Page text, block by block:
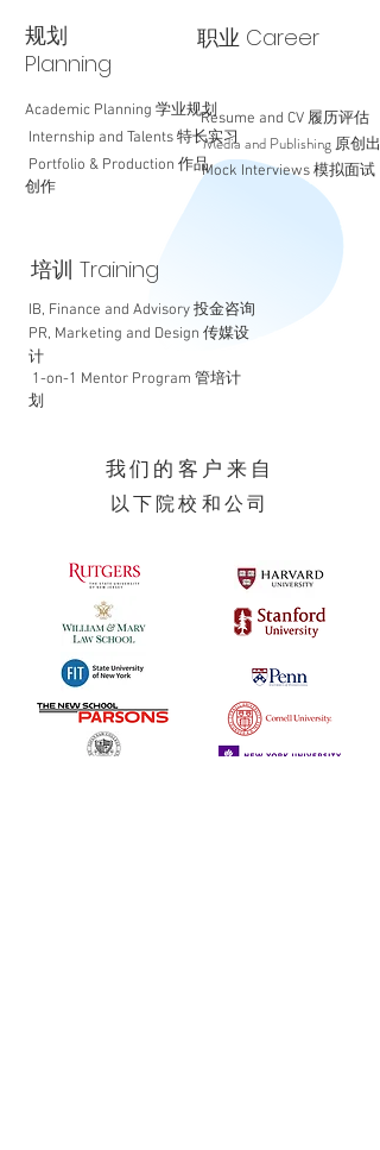
规划
Planning
职业 Career
Academic Planning 学业规划Resume and CV 履历评估
Internship and Talents 特长实习Media and Publishing 原创出
Portfolio & Production 作品
创作
Mock Interviews 模拟面试
培训 Training
IB, Finance and Advisory 投金咨询
PR, Marketing and Design 传媒设
计
1-on-1 Mentor Program 管培计
划
​我们的客户来自
​以下院校和公司